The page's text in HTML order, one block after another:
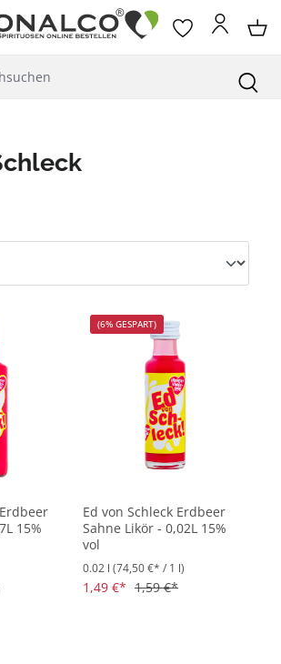
15%
Bewertung von 3.5 von 5 Sternen
(6% GESPART)
Ed von Schleck Erdbeer
Sahne Likör - 0,02L 15%
vol
0.02 l (74,50 €* / 1 l)
1,49 €* 1,59 €*